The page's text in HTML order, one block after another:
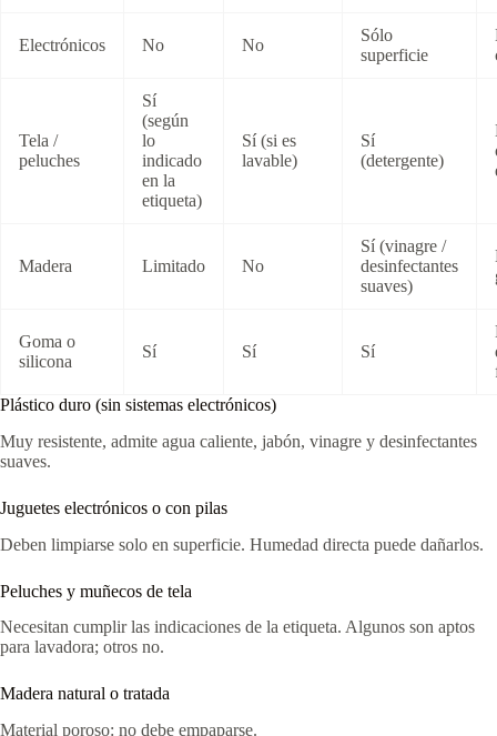
Electrónicos No No
Sólo
superficie
Tela /
peluches
Sí
(según
lo
indicado
en la
etiqueta)
Sí (si es
lavable)
Sí
(detergente)
Madera Limitado No
Sí (vinagre /
desinfectantes
suaves)
Goma o
silicona
Sí Sí Sí
Plástico duro (sin sistemas electrónicos)
Muy resistente, admite agua caliente, jabón, vinagre y desinfectantes
suaves.
Juguetes electrónicos o con pilas
Deben limpiarse solo en superficie. Humedad directa puede dañarlos.
Peluches y muñecos de tela
Necesitan cumplir las indicaciones de la etiqueta. Algunos son aptos
para lavadora; otros no.
Madera natural o tratada
Material poroso: no debe empaparse.